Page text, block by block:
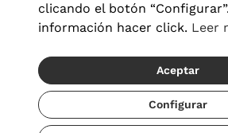
Aviso legal| Política de privacidad
Política de cookies|
© 2026
clicando el botón
información hacer click. Leer
Aceptar
Configurar